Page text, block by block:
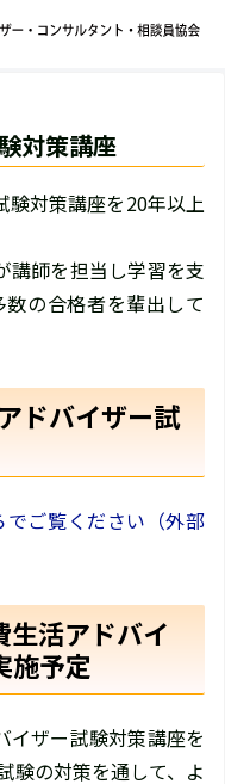
対策講座
験対策講座を20年以上
講師を担当し学習を支
の合格者を輩出して
ドバイザー試
ご覧ください（外部
活アドバイ
予定
イザー試験対策講座を
験の対策を通して、よ